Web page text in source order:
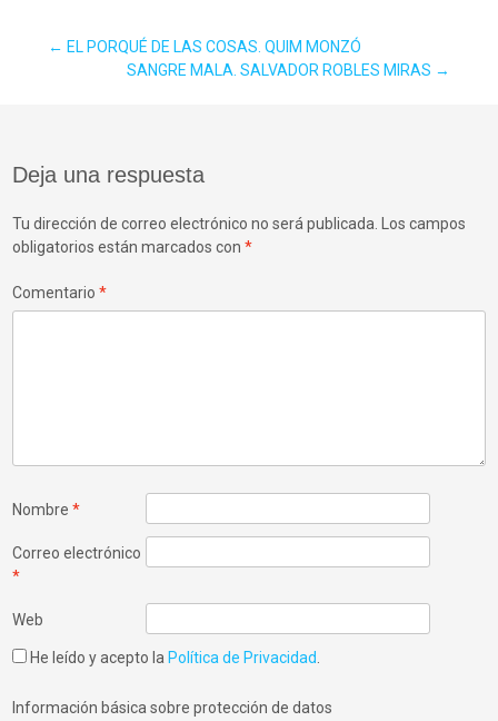
Navegación
entradas
← EL PORQUÉ DE LAS COSAS. QUIM MONZÓ
SANGRE MALA. SALVADOR ROBLES MIRAS →
Deja una respuesta
Tu dirección de correo electrónico no será publicada.
Los campos
obligatorios están marcados con*
Comentario*
Nombre*
Correo electrónico
*
Web
He leído y acepto la Política de Privacidad
Información básica sobre protección de datos